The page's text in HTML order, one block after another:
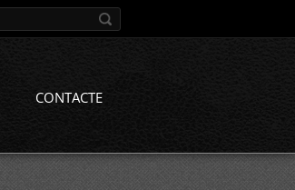
CONTACTE